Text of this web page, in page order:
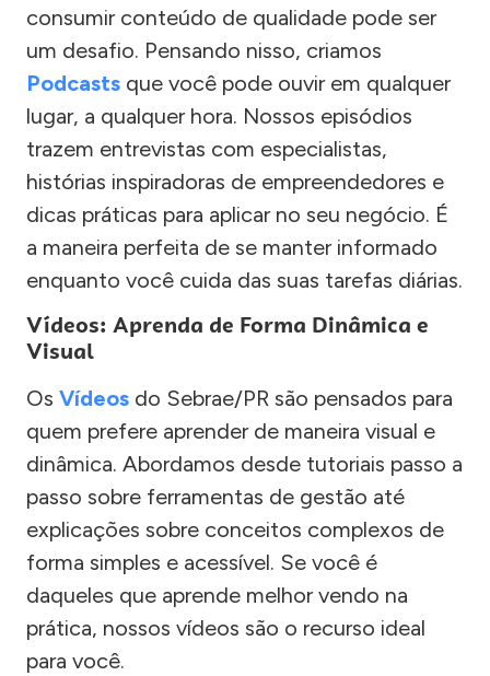
consumir conteúdo de qualidade pode ser
um desafio. Pensando nisso, criamos
Podcasts que você pode ouvir em qualquer
lugar, a qualquer hora. Nossos episódios
trazem entrevistas com especialistas,
histórias inspiradoras de empreendedores e
dicas práticas para aplicar no seu negócio. É
a maneira perfeita de se manter informado
enquanto você cuida das suas tarefas diárias.
Vídeos: Aprenda de Forma Dinâmica e
Visual
Os Vídeos do Sebrae/PR são pensados para
quem prefere aprender de maneira visual e
dinâmica. Abordamos desde tutoriais passo a
passo sobre ferramentas de gestão até
explicações sobre conceitos complexos de
forma simples e acessível. Se você é
daqueles que aprende melhor vendo na
prática, nossos vídeos são o recurso ideal
para você.